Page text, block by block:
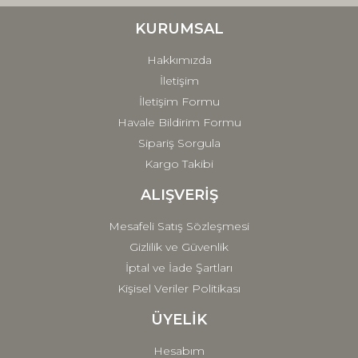
Ürün fiyatı diğer sitelerden daha pahalı.
Gönder
KURUMSAL
Hakkımızda
İletişim
İletişim Formu
Havale Bildirim Formu
Sipariş Sorgula
Kargo Takibi
ALIŞVERİŞ
Mesafeli Satış Sözleşmesi
Gizlilik ve Güvenlik
İptal ve İade Şartları
Kişisel Veriler Politikası
ÜYELİK
Hesabım